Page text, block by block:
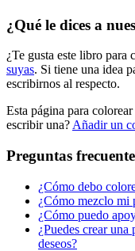
Libros para colorear para niños
Nezaradené
Sin categorizar
¿Qué le dices a
¿Te gusta este libro para
suyas. Si tiene una idea
escribirnos al respecto.
Esta página para
escribir una? Añadir un
Preguntas
¿Cómo debo
¿Cómo mezclo mi
¿Cómo puedo
¿Puedes crear
deseos?